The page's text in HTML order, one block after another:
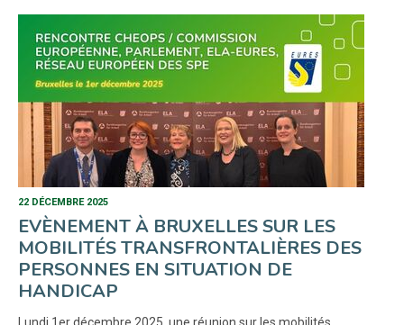
22 DÉCEMBRE 2025
EVÈNEMENT À BRUXELLES SUR LES
MOBILITÉS TRANSFRONTALIÈRES DES
PERSONNES EN SITUATION DE
HANDICAP